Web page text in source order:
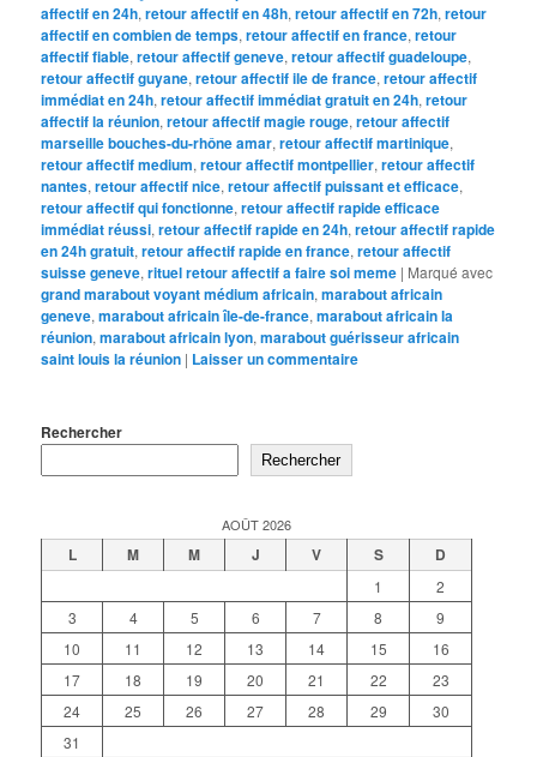
affectif en 24h,retour affectif en 48h,retour affectif en 72h,retour
affectif en combien de temps,retour affectif en france,retour
affectif fiable,retour affectif geneve,retour affectif guadeloupe,
retour affectif guyane,retour affectif ile de france,retour affectif
immédiat en 24h,retour affectif immédiat gratuit en 24h,retour
affectif la réunion,retour affectif magie rouge,retour affectif
marseille bouches-du-rhône amar,retour affectif martinique,
retour affectif medium,retour affectif montpellier,retour affectif
nantes,retour affectif nice,retour affectif puissant et efficace,
retour affectif qui fonctionne,retour affectif rapide efficace
immédiat réussi,retour affectif rapide en 24h,retour affectif rapide
en 24h gratuit,retour affectif rapide en france,retour affectif
suisse geneve,rituel retour affectif a faire soi meme | Marqué avec
grand marabout voyant médium africain,marabout africain
geneve,marabout africain île-de-france,marabout africain la
réunion,marabout africain lyon,marabout guérisseur africain
saint louis la réunion | Laisser un commentaire
Rechercher
Rechercher
AOÛT 2026
L M M J V S D
1
2
3
4 5 6 7 8
9
10
11 12 13 14 15
16
17
18 19 20 21 22
23
24
25 26 27 28 29
30
31